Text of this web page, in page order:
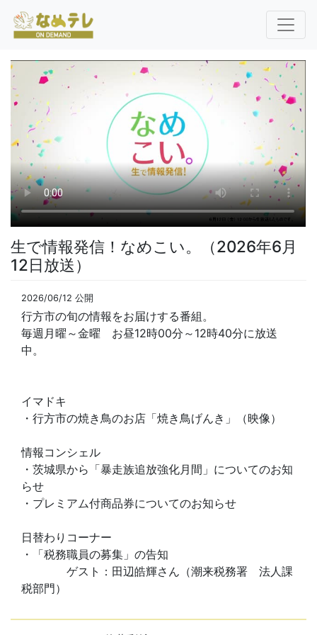
生で情報発信！なめこい。（2026年6月
12日放送）
2026/06/12 公開
行方市の旬の情報をお届けする番組。
毎週月曜～金曜 お昼12時00分～12時40分に放送
中。
イマドキ
・行方市の焼き鳥のお店「焼き鳥げんき」（映像）
情報コンシェル
・茨城県から「暴走族追放強化月間」についてのお知
らせ
・プレミアム付商品券についてのお知らせ
日替わりコーナー
・「税務職員の募集」の告知
ゲスト：田辺皓輝さん（潮来税務署 法人課
税部門）